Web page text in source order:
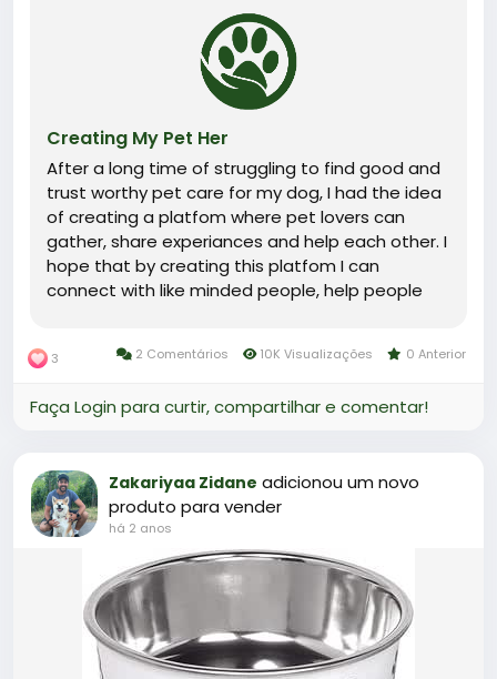
Creating My Pet Her
After a long time of struggling to find good and
trust worthy pet care for my dog, I had the idea
of creating a platfom where pet lovers can
gather, share experiances and help each other. I
hope that by creating this platfom I can
connect with like minded people, help people
3 2 Comentários 10K Visualizações 0 Anterior
Faça Login para curtir, compartilhar e comentar!
Zakariyaa Zidane adicionou um novo
produto para vender
há 2 anos